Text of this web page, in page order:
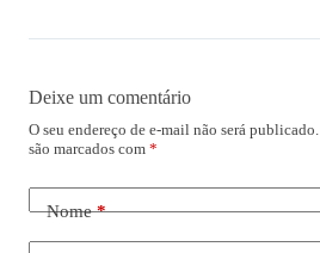
Deixe um comentário
O seu endereço de e-mail não será publicado.
são marcados com *
Nome*